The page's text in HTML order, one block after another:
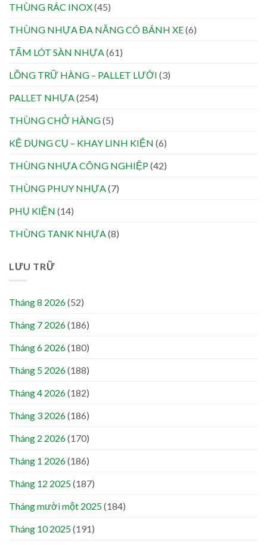
THÙNG RÁC INOX(45)
THÙNG NHỰA ĐA NĂNG CÓ BÁNH XE(6)
TẤM LÓT SÀN NHỰA(61)
LỒNG TRỮ HÀNG – PALLET LƯỚI (3)
PALLET NHỰA(254)
THÙNG CHỞ HÀNG(5)
KỆ DỤNG CỤ – KHAY LINH KIỆN (6)
THÙNG NHỰA CÔNG NGHIỆP(42)
THÙNG PHUY NHỰA(7)
PHỤ KIỆN (14)
THÙNG TANK NHỰA(8)
LƯU TRỮ
Tháng 8 2026(52)
Tháng 7 2026(186)
Tháng 6 2026(180)
Tháng 5 2026(188)
Tháng 4 2026(182)
Tháng 3 2026(186)
Tháng 2 2026(170)
Tháng 1 2026(186)
Tháng 12 2025(187)
Tháng mười một 2025(184)
Tháng 10 2025(191)